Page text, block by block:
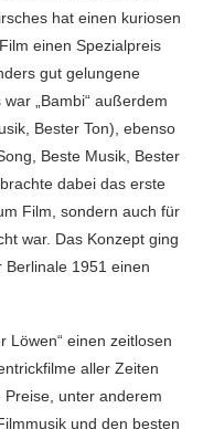
hat einen kuriosen
einen Spezialpreis
gut gelungene
„Bambi“ außerdem
Bester Ton), ebenso
Beste Musik, Bester
dabei das erste
Film, sondern auch für
war. Das Konzept ging
1951 einen
Löwen“ einen zeitlosen
aller Zeiten
unter anderem
und den besten